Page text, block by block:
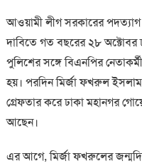
আওয়ামী লীগ সরকারের পদত্যাগ
দাবিতে গত বছরের ২৮ অক্টোবর
পুলিশের সঙ্গে বিএনপির
হয়। পরদিন মির্জা ফখরুল
গ্রেফতার করে ঢাকা মহানগর
আছেন।
এর আগে, মির্জা ফখরুলের